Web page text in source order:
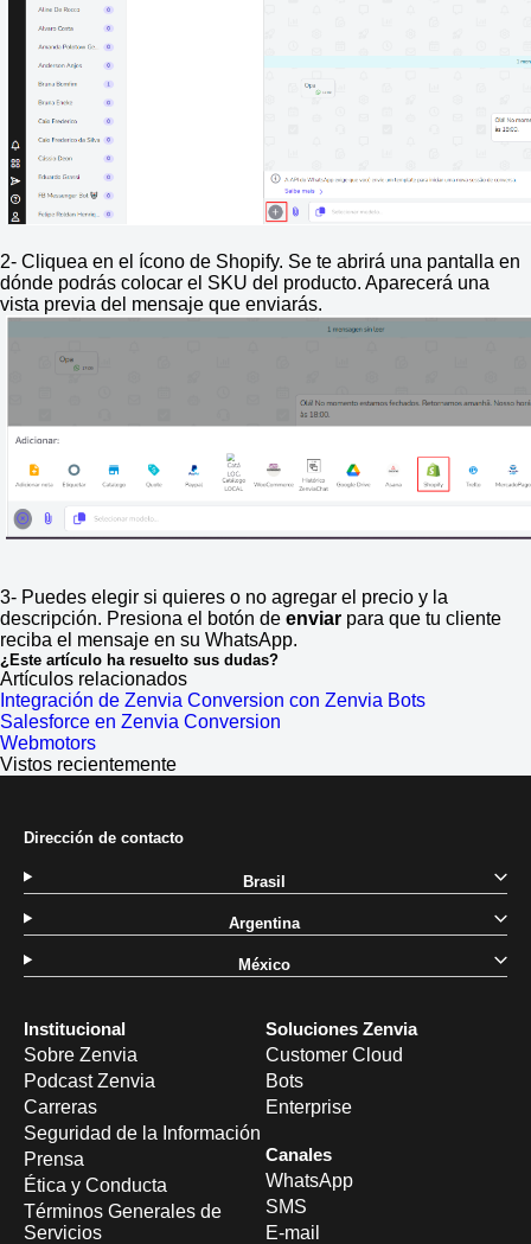
2- Cliquea en el ícono de Shopify. Se te abrirá una pantalla en
dónde podrás colocar el SKU del producto. Aparecerá una
vista previa del mensaje que enviarás.
3- Puedes elegir si quieres o no agregar el precio y la
descripción. Presiona el botón de enviar para que tu cliente
reciba el mensaje en su WhatsApp.
¿Este artículo ha resuelto sus dudas?
Artículos relacionados
Integración de Zenvia Conversion con Zenvia Bots
Salesforce en Zenvia Conversion
Webmotors
Vistos recientemente
Institucional
Sobre Zenvia
Podcast Zenvia
Carreras
Seguridad de la Información
Prensa
Ética y Conducta
Términos Generales de
Servicios
Soluciones Zenvia
Customer Cloud
Bots
Enterprise
Canales
WhatsApp
SMS
E-mail
Dirección de contacto
Brasil
Argentina
México